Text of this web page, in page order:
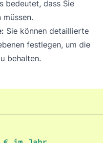
bedeutet, dass Sie
Sie können detaillierte
festlegen, um die
behalten.